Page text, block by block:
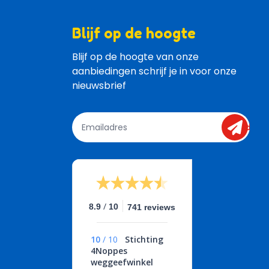
Blijf op de hoogte
Blijf op de hoogte van onze
aanbiedingen schrijf je in voor onze
nieuwsbrief
send
8.9 / 10 741 reviews
10 / 10
Stichting
4Noppes
weggeefwinkel